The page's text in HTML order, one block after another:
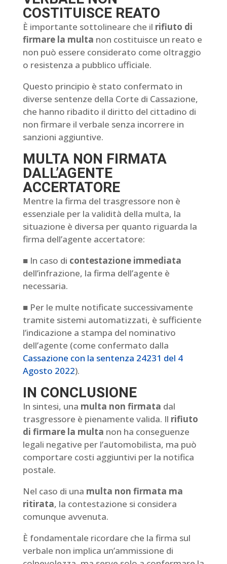
COSTITUISCE REATO
È importante sottolineare che il rifiuto di
firmare la multa non costituisce un reato e
non può essere considerato come oltraggio
o resistenza a pubblico ufficiale.
Questo principio è stato confermato in
diverse sentenze della Corte di Cassazione,
che hanno ribadito il diritto del cittadino di
non firmare il verbale senza incorrere in
sanzioni aggiuntive.
MULTA NON FIRMATA
DALL’AGENTE
ACCERTATORE
Mentre la firma del trasgressore non è
essenziale per la validità della multa, la
situazione è diversa per quanto riguarda la
firma dell’agente accertatore:
■ In caso di contestazione immediata
dell’infrazione, la firma dell’agente è
necessaria.
■ Per le multe notificate successivamente
tramite sistemi automatizzati, è sufficiente
l’indicazione a stampa del nominativo
dell’agente (come confermato dalla
Cassazione con la sentenza 24231 del 4
Agosto 2022).
IN CONCLUSIONE
In sintesi, una multa non firmata dal
trasgressore è pienamente valida. Il rifiuto
di firmare la multa non ha conseguenze
legali negative per l’automobilista, ma può
comportare costi aggiuntivi per la notifica
postale.
Nel caso di una multa non firmata ma
ritirata, la contestazione si considera
comunque avvenuta.
È fondamentale ricordare che la firma sul
verbale non implica un’ammissione di